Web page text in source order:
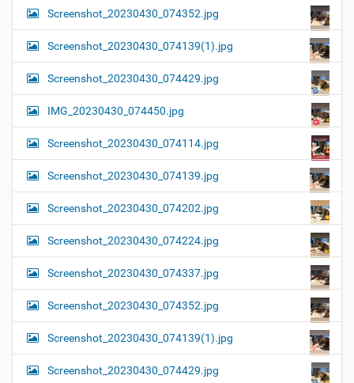
Screenshot_20230430_074352.jpg
Screenshot_20230430_074139(1).jpg
Screenshot_20230430_074429.jpg
IMG_20230430_074450.jpg
Screenshot_20230430_074114.jpg
Screenshot_20230430_074139.jpg
Screenshot_20230430_074202.jpg
Screenshot_20230430_074224.jpg
Screenshot_20230430_074337.jpg
Screenshot_20230430_074352.jpg
Screenshot_20230430_074139(1).jpg
Screenshot_20230430_074429.jpg